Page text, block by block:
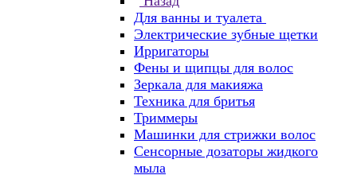
Для ванны и туалета
Электрические зубные щетки
Ирригаторы
Фены и щипцы для волос
Зеркала для макияжа
Техника для бритья
Триммеры
Машинки для стрижки волос
Сенсорные дозаторы жидкого
мыла